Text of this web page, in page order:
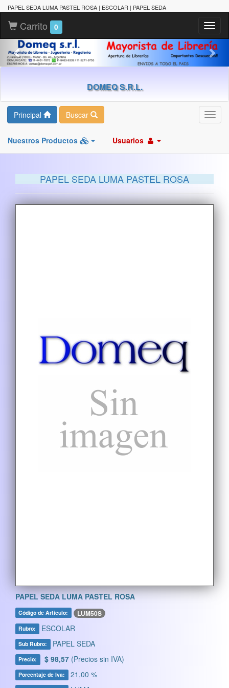
PAPEL SEDA LUMA PASTEL ROSA | ESCOLAR | PAPEL SEDA
Carrito 0
DOMEQ S.R.L.
Principal Buscar
Nuestros Productos Usuarios
PAPEL SEDA LUMA PASTEL ROSA
PAPEL SEDA LUMA PASTEL ROSA
Código de Artículo: LUM50S
Rubro: ESCOLAR
Sub Rubro: PAPEL SEDA
Precio: $ 98,57 (Precios sin IVA)
Porcentaje de Iva: 21,00 %